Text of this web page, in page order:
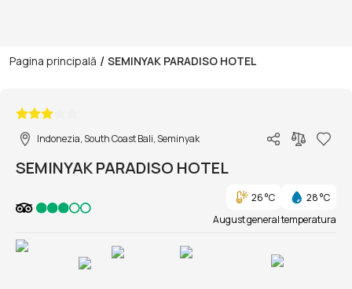
Pagina principală / SEMINYAK PARADISO HOTEL
Indonezia, South Coast Bali, Seminyak
SEMINYAK PARADISO HOTEL
26 °C
28 °C
August general temperatura